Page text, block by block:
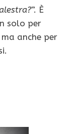
”. È
solo per
ma anche per